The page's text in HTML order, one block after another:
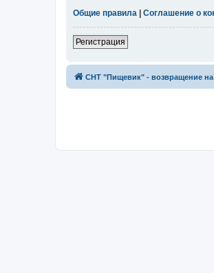
Общие правила
Соглашение о
Регистрация
СНТ "Пищевик" - возвращение на